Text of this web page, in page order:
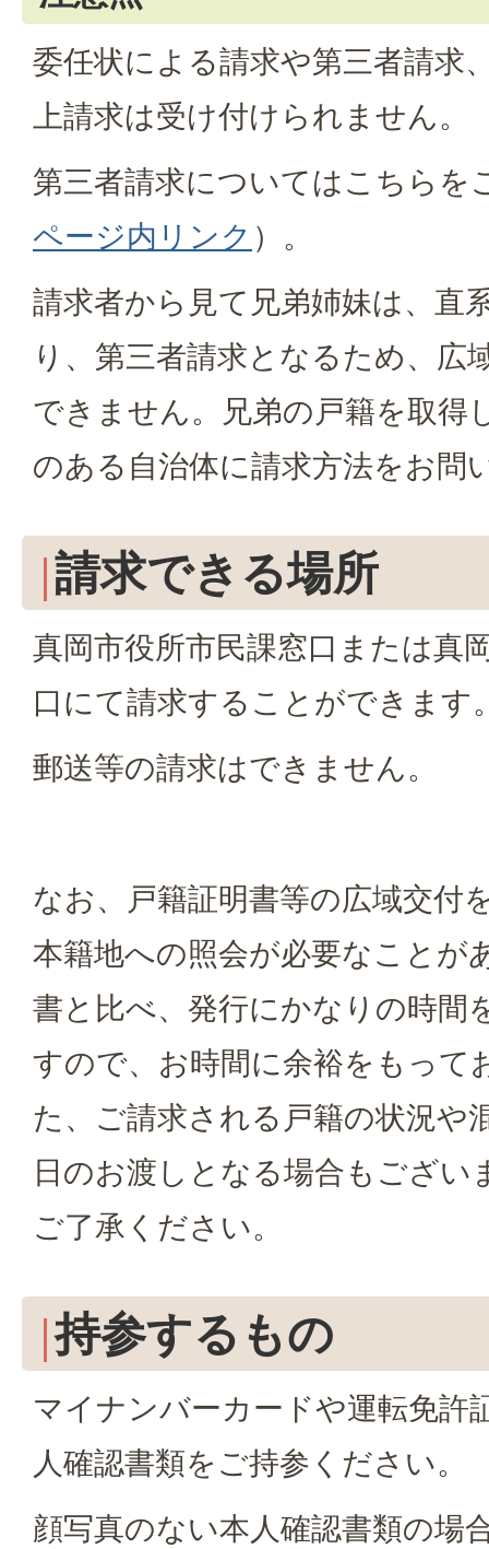
委任状による請求や第三者請求
上請求は受け付けられません。
第三者請求についてはこちらを
ページ内リンク ）。
請求者から見て兄弟姉妹は、直
り、第三者請求となるため、広
できません。兄弟の戸籍を取得
のある自治体に請求方法をお問
請求できる場所
真岡市役所市民課窓口または真
口にて請求することができます
郵送等の請求はできません。
なお、戸籍証明書等の広域交付
本籍地への照会が必要なことが
書と比べ、発行にかなりの時間
すので、お時間に余裕をもって
た、ご請求される戸籍の状況や
日のお渡しとなる場合もござい
ご了承ください。
持参するもの
マイナンバーカードや運転免許
人確認書類をご持参ください。
顔写真のない本人確認書類の場